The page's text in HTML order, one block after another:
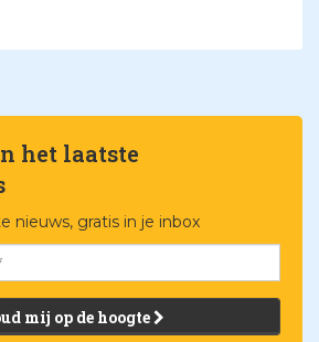
het laatste
nieuws, gratis in je inbox
mij op de hoogte